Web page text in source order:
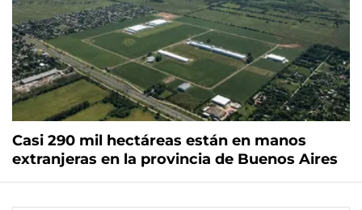
Casi 290 mil hectáreas están en manos
extranjeras en la provincia de Buenos Aires